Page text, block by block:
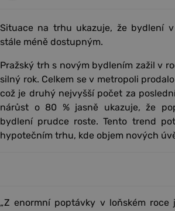
Situace na trhu ukazuje, že bydlení
stále méně dostupným.
Pražský trh s novým bydlením zažil v
silný rok. Celkem se v metropoli
což je druhý nejvyšší počet za
nárůst o 80 % jasně ukazuje, že
bydlení prudce roste. Tento trend
hypotečním trhu, kde objem nových
„Z enormní poptávky v loňském roce